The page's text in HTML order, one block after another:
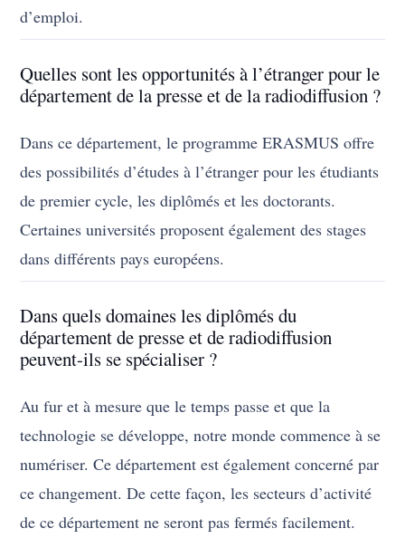
d’emploi.
Quelles sont les opportunités à l’étranger pour le
département de la presse et de la radiodiffusion ?
Dans ce département, le programme ERASMUS offre
des possibilités d’études à l’étranger pour les étudiants
de premier cycle, les diplômés et les doctorants.
Certaines universités proposent également des stages
dans différents pays européens.
Dans quels domaines les diplômés du
département de presse et de radiodiffusion
peuvent-ils se spécialiser ?
Au fur et à mesure que le temps passe et que la
technologie se développe, notre monde commence à se
numériser. Ce département est également concerné par
ce changement. De cette façon, les secteurs d’activité
de ce département ne seront pas fermés facilement.